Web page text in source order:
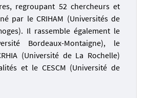
regroupant 52 chercheurs et
par le CRIHAM (Universités de
Il rassemble également le
Bordeaux-Montaigne), le
(Université de La Rochelle)
et le CESCM (Université de